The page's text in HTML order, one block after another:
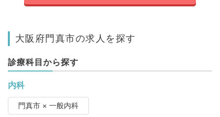
大阪府門真市の求人を探す
診療科目から探す
内科
門真市 × 一般内科